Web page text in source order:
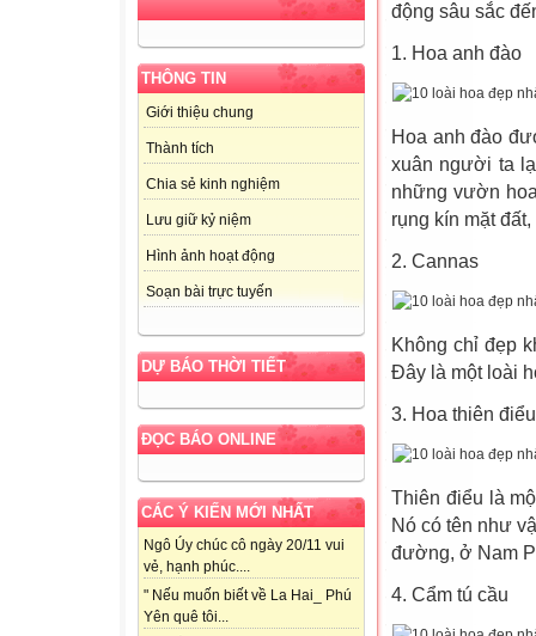
THÔNG TIN
Giới thiệu chung
Thành tích
Chia sẻ kinh nghiệm
Lưu giữ kỷ niệm
Hình ảnh hoạt động
Soạn bài trực tuyến
DỰ BÁO THỜI TIẾT
ĐỌC BÁO ONLINE
CÁC Ý KIẾN MỚI NHẤT
Ngô Úy chúc cô ngày 20/11 vui
vẻ, hạnh phúc....
" Nếu muốn biết về La Hai_ Phú
Yên quê tôi...
động sâu sắc
1. Hoa anh đào
Hoa anh đào
xuân người ta
những vườn
rụng kín mặt
2. Cannas
Không chỉ đẹp
Đây là một loài
3. Hoa thiên điểu
Thiên điểu là
Nó có tên như
đường, ở Nam
4. Cẩm tú cầu